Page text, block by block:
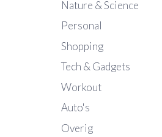
Nature & Science
Personal
Shopping
Tech & Gadgets
Workout
Auto's
Overig